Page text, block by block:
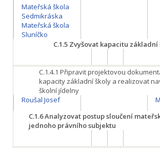
Mateřská škola
Sedmikráska
Mateřská škola
Sluníčko
C.1.5 Zvyšovat kapacitu základní
C.1.4.1 Připravit projektovou
kapacity základní školy a realizovat
školní jídelny
Roušal Josef
C.1.6Analyzovat postup sloučení
jednoho právního subjektu